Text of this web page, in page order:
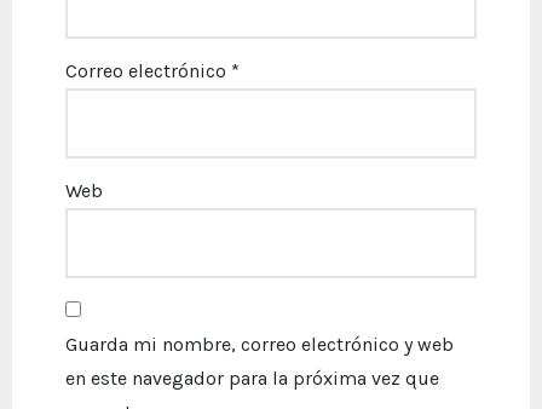
Correo electrónico *
Web
Guarda mi nombre, correo electrónico y web
en este navegador para la próxima vez que